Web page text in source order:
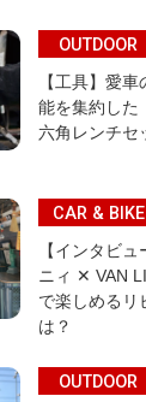
OUTDOOR
【工具】愛
能を集約した
六角レンチセ
CAR & BIKE
【インタビ
ニィ ✕ VAN
で楽しめるリ
は？
OUTDOOR